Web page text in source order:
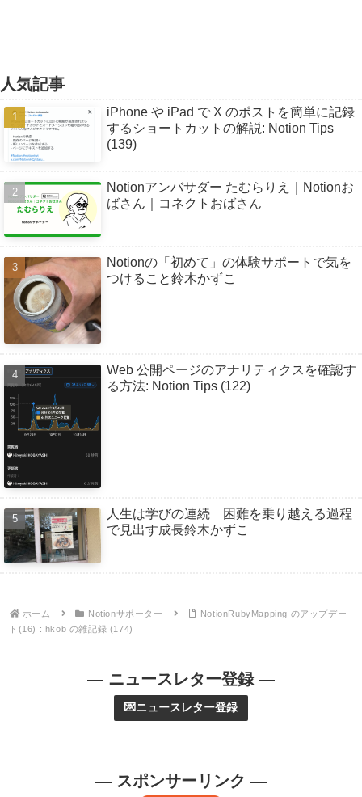
人気記事
iPhone や iPad で X のポストを簡単に記録
するショートカットの解説: Notion Tips
(139)
Notionアンバサダー たむらりえ｜Notionお
ばさん｜コネクトおばさん
Notionの「初めて」の体験サポートで気を
つけること鈴木かずこ
Web 公開ページのアナリティクスを確認す
る方法: Notion Tips (122)
人生は学びの連続 困難を乗り越える過程
で見出す成長鈴木かずこ
ホーム Notionサポーター
NotionRubyMapping のアップデー
ト(16) : hkob の雑記録 (174)
— ニュースレター登録 —
💌ニュースレター登録
— スポンサーリンク —